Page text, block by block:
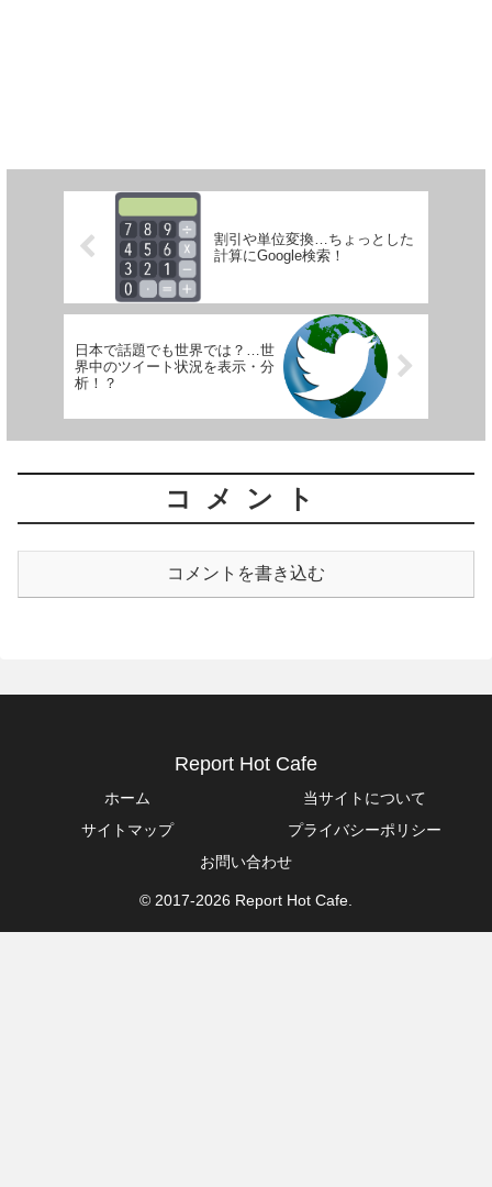
割引や単位変換…ちょっとした
計算にGoogle検索！
日本で話題でも世界では？…世
界中のツイート状況を表示・分
析！？
コメント
コメントを書き込む
Report Hot Cafe
ホーム
当サイトについて
サイトマップ
プライバシーポリシー
お問い合わせ
© 2017-2026 Report Hot Cafe.